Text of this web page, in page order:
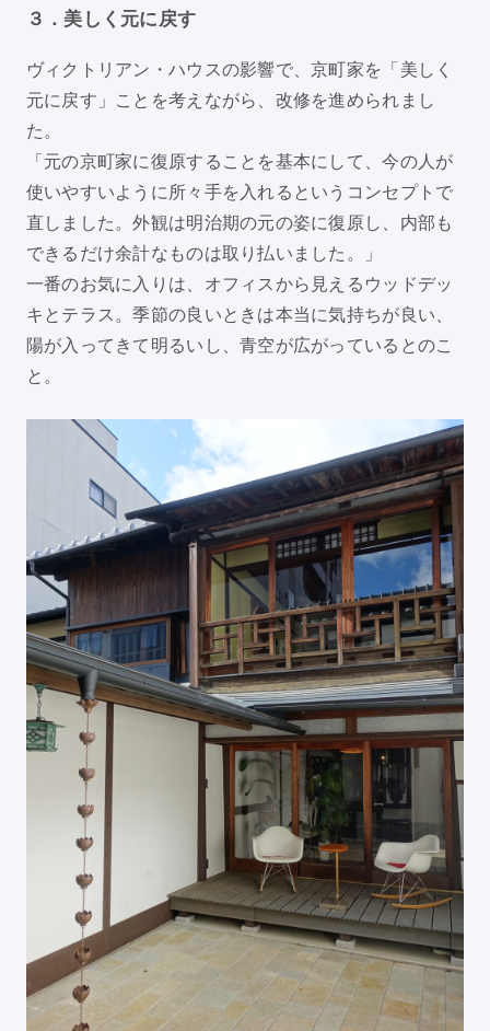
３．美しく元に戻す
ヴィクトリアン・ハウスの影響で、京町家を「美しく
元に戻す」ことを考えながら、改修を進められまし
た。
「元の京町家に復原することを基本にして、今の人が
使いやすいように所々手を入れるというコンセプトで
直しました。外観は明治期の元の姿に復原し、内部も
できるだけ余計なものは取り払いました。」
一番のお気に入りは、オフィスから見えるウッドデッ
キとテラス。季節の良いときは本当に気持ちが良い、
陽が入ってきて明るいし、青空が広がっているとのこ
と。